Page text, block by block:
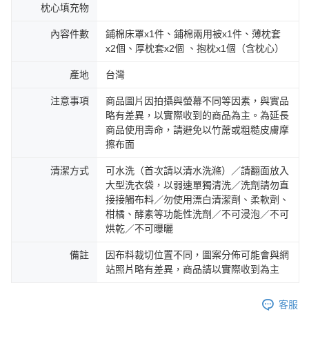
枕心填充物
內容件數
鋪棉床罩x1件、鋪棉兩用被x1件、薄枕套
x2個、厚枕套x2個 、抱枕x1個（含枕心）
產地 台灣
注意事項
商品圖片因拍攝與螢幕不同等因素，與實品
略有差異，以實際收到的商品為主。為延長
商品使用壽命，請避免以竹蓆或粗糙皮膚摩
擦布面
清潔方式
可水洗（首次請以清水洗滌）／請翻面放入
大型洗衣袋，以弱速單獨清洗／洗劑請勿直
接接觸布料／勿使用漂白清潔劑、柔軟劑、
柑橘、酵素等功能性洗劑／不可浸泡／不可
烘乾／不可曝曬
備註
因布料裁切位置不同，圖案分佈可能會與網
站照片略有差異，商品請以實際收到為主
客服